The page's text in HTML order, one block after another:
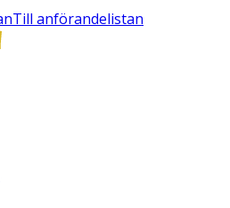
Till anförandelistan